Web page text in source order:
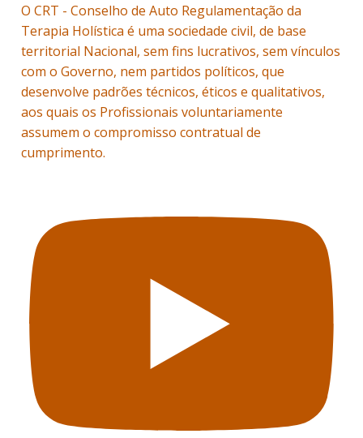
O CRT - Conselho de Auto Regulamentação da
Terapia Holística é uma sociedade civil, de base
territorial Nacional, sem fins lucrativos, sem vínculos
com o Governo, nem partidos políticos, que
desenvolve padrões técnicos, éticos e qualitativos,
aos quais os Profissionais voluntariamente
assumem o compromisso contratual de
cumprimento.